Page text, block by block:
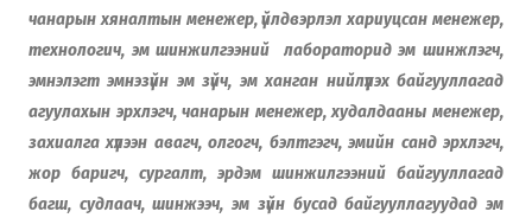
чанарын хяналтын менежер, үйлдвэрлэл хариуцсан менежер,
технологич, эм шинжилгээний лабораторид эм шинжлэгч,
эмнэлэгт эмнэзүйн эм зүйч, эм ханган нийлүүлэх байгууллагад
агуулахын эрхлэгч, чанарын менежер, худалдааны менежер,
захиалга хүлээн авагч, олгогч, бэлтгэгч, эмийн санд эрхлэгч,
жор баригч, сургалт, эрдэм шинжилгээний байгууллагад
багш, судлаач, шинжээч, эм зүйн бусад байгууллагуудад эм